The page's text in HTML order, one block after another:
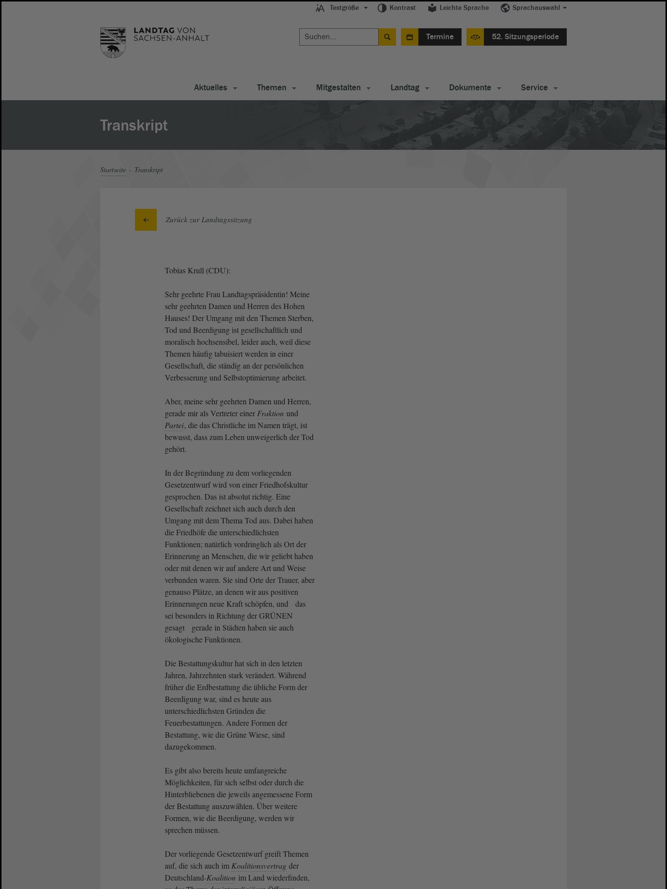
Textgröße Kontrast Leichte Sprache Sprachauswahl
Termine 52. Sitzungsperiode
Aktuelles Themen Mitgestalten Landtag Dokumente Service
Transkript
Startseite Transkript
Zurück zur Landtagssitzung
Tobias Krull (CDU):
Sehr geehrte Frau Landtagspräsidentin! Meine
sehr geehrten Damen und Herren des Hohen
Hauses! Der Umgang mit den Themen Sterben,
Tod und Beerdigung ist gesellschaftlich und
moralisch hochsensibel, leider auch, weil diese
Themen häufig tabuisiert werden in einer
Gesellschaft, die ständig an der persönlichen
Verbesserung und Selbstoptimierung arbeitet.
Aber, meine sehr geehrten Damen und Herren,
gerade mir als Vertreter einer Fraktion und
Partei, die das Christliche im Namen trägt, ist
bewusst, dass zum Leben unweigerlich der Tod
gehört.
In der Begründung zu dem vorliegenden
Gesetzentwurf wird von einer Friedhofskultur
gesprochen. Das ist absolut richtig. Eine
Gesellschaft zeichnet sich auch durch den
Umgang mit dem Thema Tod aus. Dabei haben
die Friedhöfe die unterschiedlichsten
Funktionen; natürlich vordringlich als Ort der
Erinnerung an Menschen, die wir geliebt haben
oder mit denen wir auf andere Art und Weise
verbunden waren. Sie sind Orte der Trauer, aber
genauso Plätze, an denen wir aus positiven
Erinnerungen neue Kraft schöpfen, und das
sei besonders in Richtung der GRÜNEN
gesagt gerade in Städten haben sie auch
ökologische Funktionen.
Die Bestattungskultur hat sich in den letzten
Jahren, Jahrzehnten stark verändert. Während
früher die Erdbestattung die übliche Form der
Beerdigung war, sind es heute aus
unterschiedlichsten Gründen die
Feuerbestattungen. Andere Formen der
Bestattung, wie die Grüne Wiese, sind
dazugekommen.
Es gibt also bereits heute umfangreiche
Möglichkeiten, für sich selbst oder durch die
Hinterbliebenen die jeweils angemessene Form
der Bestattung auszuwählen. Über weitere
Formen, wie die Beerdigung, werden wir
sprechen müssen.
Der vorliegende Gesetzentwurf greift Themen
auf, die sich auch im Koalitionsvertrag der
Deutschland-Koalition im Land wiederfinden,